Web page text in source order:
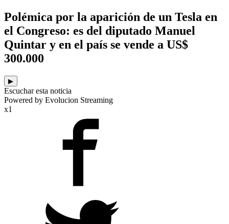
Polémica por la aparición de un Tesla en
el Congreso: es del diputado Manuel
Quintar y en el país se vende a US$
300.000
▶
Escuchar esta noticia
Powered by Evolucion Streaming
x1